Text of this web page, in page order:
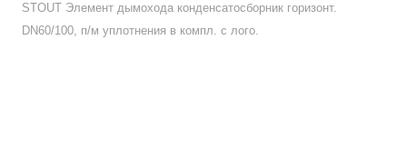
STOUT Элемент дымохода конденсатосборник горизонт.
DN60/100, п/м уплотнения в компл. с лого.